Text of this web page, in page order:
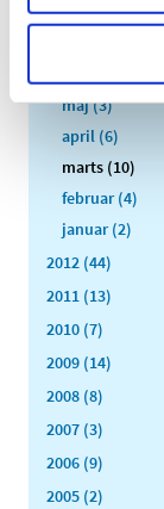
august (2)
maj (3)
april (6)
marts (10)
februar (4)
januar (2)
2012 (44)
2011 (13)
2010 (7)
2009 (14)
2008 (8)
2007 (3)
2006 (9)
2005 (2)